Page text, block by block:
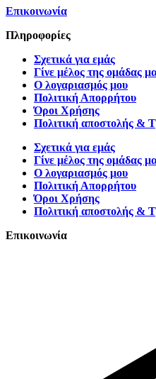
Επικοινωνία
Πληροφορίες
Σχετικά για εμάς
Γίνε μέλος της ομάδας
Ο λογαριασμός μου
Πολιτική Απορρήτου
Όροι Χρήσης
Πολιτική αποστολής &
Σχετικά για εμάς
Γίνε μέλος της ομάδας
Ο λογαριασμός μου
Πολιτική Απορρήτου
Όροι Χρήσης
Πολιτική αποστολής &
Επικοινωνία